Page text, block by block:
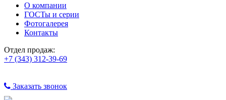
О компании
ГОСТы и серии
Фотогалерея
Контакты
Отдел продаж:
+7 (343) 312-39-69
Заказать звонок